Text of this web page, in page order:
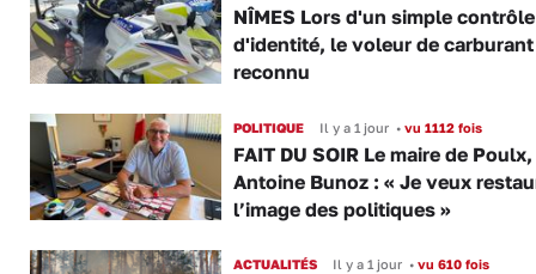
NÎMES Lors d'un simple contrôle
d'identité, le voleur de
reconnu
POLITIQUE Il y a 1 jour •vu 1112 fois
FAIT DU SOIR Le maire de
Antoine Bunoz : « Je veux
l’image des politiques »
ACTUALITÉS Il y a 1 jour •vu 610 fois